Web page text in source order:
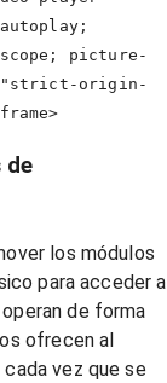
picture-
origin-
de
los módulos
para acceder a
de forma
ofrecen al
vez que se